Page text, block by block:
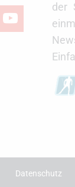
youtube
der
Datenschutz